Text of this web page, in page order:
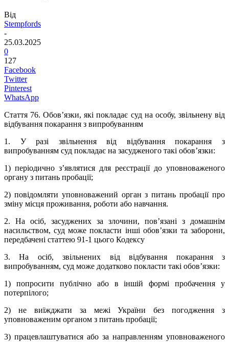
Від
Stempfords
-
25.03.2025
0
127
Facebook
Twitter
Pinterest
WhatsApp
Стаття 76. Обов’язки, які покладає суд на особу, звільнену від
відбування покарання з випробуванням
1. У разі звільнення від відбування покарання з
випробуванням суд покладає на засудженого такі обов’язки:
1) періодично з’являтися для реєстрації до уповноваженого
органу з питань пробації;
2) повідомляти уповноважений орган з питань пробації про
зміну місця проживання, роботи або навчання.
2. На осіб, засуджених за злочини, пов’язані з домашнім
насильством, суд може покласти інші обов’язки та заборони,
передбачені статтею 91-1 цього Кодексу
3. На осіб, звільнених від відбування покарання з
випробуванням, суд може додатково покласти такі обов’язки:
1) попросити публічно або в іншій формі пробачення у
потерпілого;
2) не виїжджати за межі України без погодження з
уповноваженим органом з питань пробації;
3) працевлаштуватися або за направленням уповноваженого